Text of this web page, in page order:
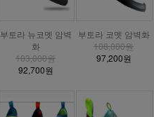
부토라 뉴코멧 암벽
화
103,000원
92,700원
부토라 코멧 암벽화
108,000원
97,200원